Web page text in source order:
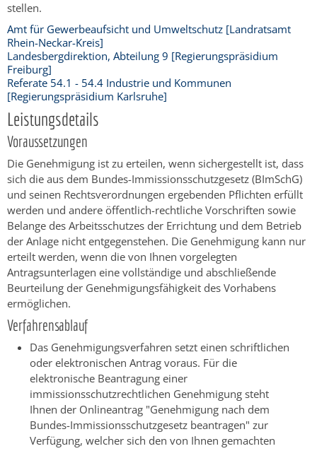
stellen.
Amt für Gewerbeaufsicht und Umweltschutz [Landratsamt
Rhein-Neckar-Kreis]
Landesbergdirektion, Abteilung 9 [Regierungspräsidium
Freiburg]
Referate 54.1 - 54.4 Industrie und Kommunen
[Regierungspräsidium Karlsruhe]
Leistungsdetails
Voraussetzungen
Die Genehmigung ist zu erteilen, wenn sichergestellt ist, dass
sich die aus dem Bundes-Immissionsschutzgesetz (BImSchG)
und seinen Rechtsverordnungen ergebenden Pflichten erfüllt
werden und andere öffentlich-rechtliche Vorschriften sowie
Belange des Arbeitsschutzes der Errichtung und dem Betrieb
der Anlage nicht entgegenstehen. Die Genehmigung kann nur
erteilt werden, wenn die von Ihnen vorgelegten
Antragsunterlagen eine vollständige und abschließende
Beurteilung der Genehmigungsfähigkeit des Vorhabens
ermöglichen.
Verfahrensablauf
Das Genehmigungsverfahren setzt einen schriftlichen
oder elektronischen Antrag voraus. Für die
elektronische Beantragung einer
immissionsschutzrechtlichen Genehmigung steht
Ihnen der Onlineantrag "Genehmigung nach dem
Bundes-Immissionsschutzgesetz beantragen" zur
Verfügung, welcher sich den von Ihnen gemachten